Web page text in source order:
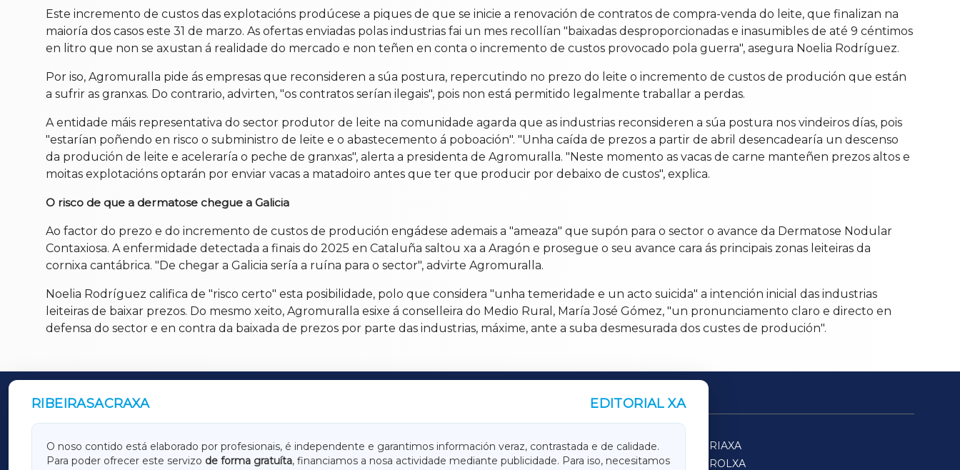
Este incremento de custos das explotacións prodúcese a piques de que se inicie a renovación de contratos de compra-venda do leite, que finalizan na
maioría dos casos este 31 de marzo. As ofertas enviadas polas industrias fai un mes recollían "baixadas desproporcionadas e inasumibles de até 9 céntimos
en litro que non se axustan á realidade do mercado e non teñen en conta o incremento de custos provocado pola guerra", asegura Noelia Rodríguez.
Por iso, Agromuralla pide ás empresas que reconsideren a súa postura, repercutindo no prezo do leite o incremento de custos de produción que están
a sufrir as granxas. Do contrario, advirten, "os contratos serían ilegais", pois non está permitido legalmente traballar a perdas.
A entidade máis representativa do sector produtor de leite na comunidade agarda que as industrias reconsideren a súa postura nos vindeiros días, pois
"estarían poñendo en risco o subministro de leite e o abastecemento á poboación". "Unha caída de prezos a partir de abril desencadearía un descenso
da produción de leite e aceleraría o peche de granxas", alerta a presidenta de Agromuralla. "Neste momento as vacas de carne manteñen prezos altos e
moitas explotacións optarán por enviar vacas a matadoiro antes que ter que producir por debaixo de custos", explica.
O risco de que a dermatose chegue a Galicia
Ao factor do prezo e do incremento de custos de produción engádese ademais a "ameaza" que supón para o sector o avance da Dermatose Nodular
Contaxiosa. A enfermidade detectada a finais do 2025 en Cataluña saltou xa a Aragón e prosegue o seu avance cara ás principais zonas leiteiras da
cornixa cantábrica. "De chegar a Galicia sería a ruína para o sector", advirte Agromuralla.
Noelia Rodríguez califica de "risco certo" esta posibilidade, polo que considera "unha temeridade e un acto suicida" a intención inicial das industrias
leiteiras de baixar prezos. Do mesmo xeito, Agromuralla esixe á conselleira do Medio Rural, María José Gómez, "un pronunciamento claro e directo en
defensa do sector e en contra da baixada de prezos por parte das industrias, máxime, ante a suba desmesurada dos custes de produción".
RIBEIRASACRAXA EDITORIAL XA
O noso contido está elaborado por profesionais, é independente e garantimos información veraz, contrastada e de calidade.
Para poder ofrecer este servizo de forma gratuíta, financiamos a nosa actividade mediante publicidade. Para iso, necesitamos
OUTROS PERIÓDICOS
GALICIAXA LUGOXA TERRACHAXA
SARRIAXA
AMARIÑAXA
RIBEIRASACRAXA ACORUÑAXA FERROLXA